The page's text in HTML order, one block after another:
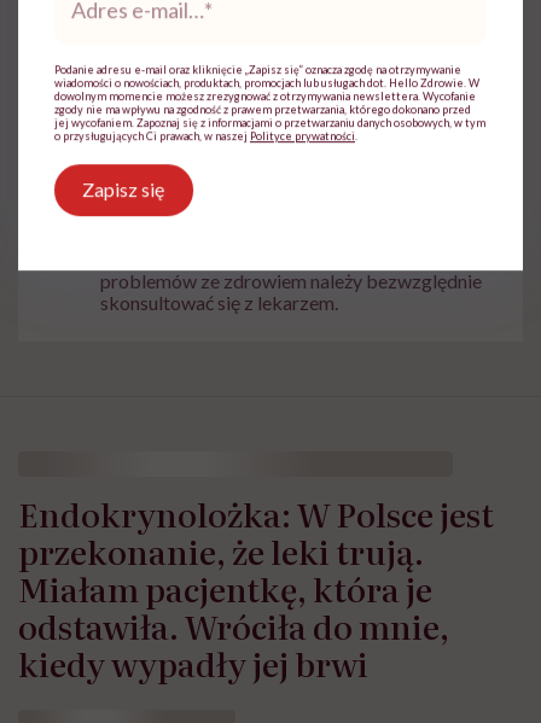
Jelita Probiotyki
Treści zawarte w serwisie mają wyłącznie
problemów ze zdrowiem należy bezwzględnie
skonsultować się z lekarzem.
Endokrynolożka: W Polsce jest
przekonanie, że leki trują.
Miałam pacjentkę, która je
odstawiła. Wróciła do mnie,
kiedy wypadły jej brwi
mail*
Podanie adresu e-mail oraz kliknięcie „Zapisz się” oznacza zgodę na otrzymywanie
wiadomości o nowościach, produktach, promocjach lub usługach dot. Hello Zdrowie. W
dowolnym momencie możesz zrezygnować z otrzymywania newslettera. Wycofanie
zgody nie ma wpływu na zgodność z prawem przetwarzania, którego dokonano przed
jej wycofaniem. Zapoznaj się z informacjami o przetwarzaniu danych osobowych, w tym
o przysługujących Ci prawach, w naszej Polityce prywatności
Zapisz się